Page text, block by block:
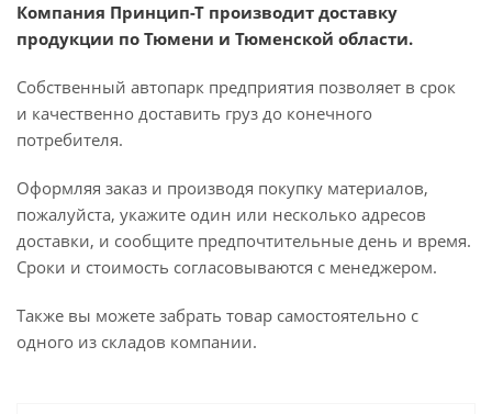
Компания Принцип-Т производит доставку
продукции по Тюмени и Тюменской области.
Собственный автопарк предприятия позволяет в срок
и качественно доставить груз до конечного
потребителя.
Оформляя заказ и производя покупку материалов,
пожалуйста, укажите один или несколько адресов
доставки, и сообщите предпочтительные день и время.
Сроки и стоимость согласовываются с менеджером.
Также вы можете забрать товар самостоятельно с
одного из складов компании.